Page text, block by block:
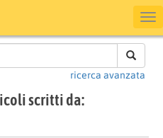
ricerca avanzata
scritti da: